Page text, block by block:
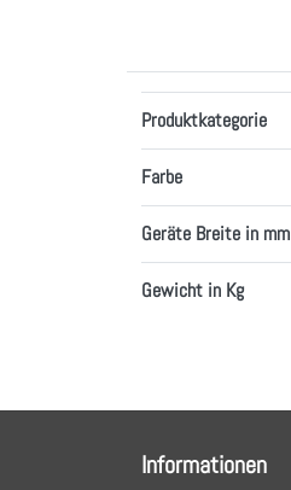
Produktkategorie
Farbe
Geräte Breite in mm
Gewicht in Kg
Informationen